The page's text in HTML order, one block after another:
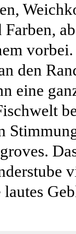
vorbei.
den
eine